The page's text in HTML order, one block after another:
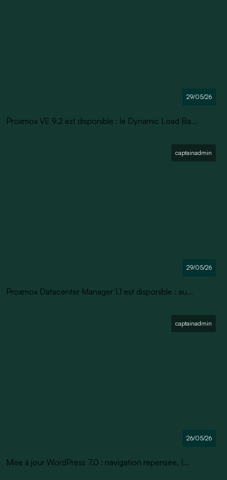
29/05/26
Proxmox VE 9.2 est disponible : le Dynamic Load Ba...
captainadmin
29/05/26
Proxmox Datacenter Manager 1.1 est disponible : au...
captainadmin
26/05/26
Mise à jour WordPress 7.0 : navigation repensée, I...